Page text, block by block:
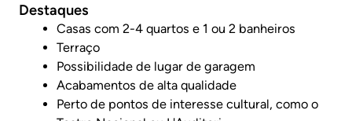
Destaques
Casas com 2-4 quartos e 1 ou 2 banheiros
Terraço
Possibilidade de lugar de garagem
Acabamentos de alta qualidade
Perto de pontos de interesse cultural, como o